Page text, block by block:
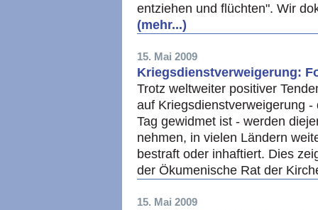
entziehen und flüchten". Wir
(mehr...)
15. Mai 2009
Kriegsdienstverweigerung:
Trotz weltweiter positiver
auf Kriegsdienstverweigerung
Tag gewidmet ist - werden
nehmen, in vielen Ländern
bestraft oder inhaftiert. Dies
der Ökumenische Rat der
15. Mai 2009